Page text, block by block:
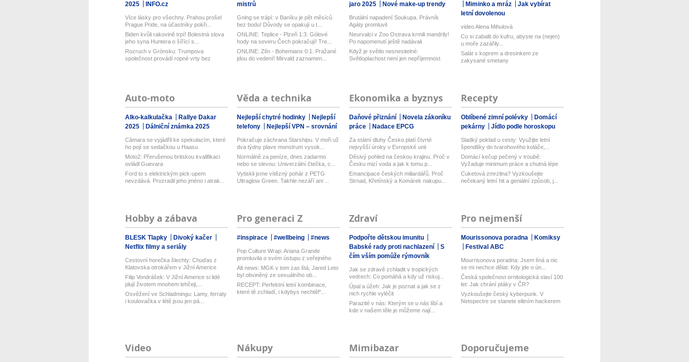
2025
INFO.cz
Více lásky pro všechny. Prahou prošel
Prague Pride, na účastníky pokři...
Biden kvůli rakovině trpí! Bolestná slova
jeho syna Huntera o šířící s...
Rozruch v Grónsku: Trumpova
společnost provádí ropné vrty bez
mistrů
Gning se trápí: v Baníku je pět měsíců
bez bodu! Důvody se opakují u t...
ONLINE: Teplice - Plzeň 1:3. Gólové
hody na severu Čech pokračují! Tre...
ONLINE: Zlín - Bohemians 0:1. Pražané
jdou do vedení! Mirvald zaznamen...
jaro 2025
Nové make-up trendy
Brutální napadení Soukupa. Právník
Agáty promluvil
Neurvalci v Zoo Ostrava krmili mandrily!
Po napomenutí ještě nadávali
Když je světlo nesnesitelné:
Světloplachost není jen nepříjemnost
Miminko a mráz
Jak vybírat
letní dovolenou
video Alena Mihulová
Co si zabalit do kufru, abyste na (nejen)
u moře zazářily...
Salát s koprem a dresinkem ze
zakysané smetany
Auto-moto
Alko-kalkulačka
Rallye Dakar
2025
Dálniční známka 2025
Câmara se vyjádřil ke spekulacím, které
ho pojí se sedačkou u Haasu
Moto2: Přerušenou britskou kvalifikaci
ovládl Guevara
Ford to s elektrickým pick-upem
nevzdává. Prozradil jeho jméno i atrak...
Věda a technika
Nejlepší chytré hodinky
Nejlepší
telefony
Nejlepší VPN – srovnání
Pokračuje záchrana Starshipu. V moři už
dva týdny plave monstrum vysok...
Normálně za peníze, dnes zadarmo
nebo se slevou: Univerzální čtečka, c...
Vytiskli jsme vítězný pohár z PETG
Ultraglow Green. Takhle nezáří ani ...
Ekonomika a byznys
Daňové přiznání
Novela zákoníku
práce
Nadace EPCG
Za státní dluhy Česko platí čtvrté
nejvyšší úroky v Evropské unii
Děsivý pohled na českou krajinu. Proč v
Česku mizí voda a jak k tomu p...
Emancipace českých miliardářů. Proč
Strnad, Křetínský a Komárek nakupu...
Recepty
Oblíbené zimní polévky
Domácí
pekárny
Jídlo podle horoskopu
Sladký poklad u cesty: Využijte letní
špendlíky do tvarohového koláče,...
Domácí kečup pečený v troubě:
Vyžaduje minimum práce a chutná lépe
než...
Cuketová zmrzlina? Vyzkoušejte
nečekaný letní hit a geniální způsob, j...
Hobby a zábava
BLESK Tlapky
Divoký kačer
Netflix filmy a seriály
Cestovní horečka šlechty: Chuďas z
Klatovska otrokářem v Jižní Americe
Filip Vondrášek: V Jižní Americe si lidé
plují životem mnohem lehčeji,...
Osvěžení ve Schladmingu: Lamy, ferraty
i koulovačka v létě jsou jen pá...
Pro generaci Z
#inspirace #wellbeing #news
Pop Culture Wrap: Ariana Grande
promluvila o svém ústupu z veřejného
ž...
Alt news: MGK v tom zas lítá, Jared Leto
byl obviněný ze sexuálního ob...
RECEPT: Perfektní letní kombinace,
které tě zchladí, i kdybys nechtěl*...
Zdraví
Podpořte dětskou imunitu
Babské rady proti nachlazení
S
čím vším pomůže rýmovník
Jak se zdravě zchladit v tropických
vedrech: Co pomáhá a kdy už riskuj...
Úpal a úžeh: Jak je poznat a jak se z
nich rychle vyléčit
Parazité v nás: Kterým se u nás líbí a
kde v našem těle je můžeme nají...
Pro nejmenší
Mourissonova poradna
Komiksy
Festival ABC
Mourrisonova poradna: Jsem líná a nic
se mi nechce dělat: Kdy jde o ún...
Česká společnost ornitologická slaví 100
let: Jak chrání ptáky v ČR?
Vyzkoušejte český kyberpunk. V
Netspectre se stanete elitním hackerem
Video Nákupy Mimibazar Doporučujeme